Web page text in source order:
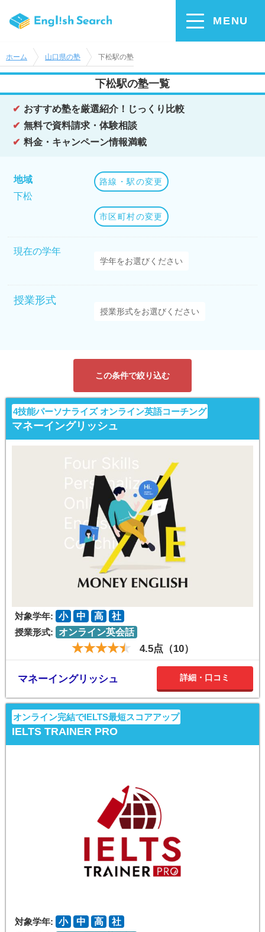
MENU
ホーム 山口県の塾 下松駅の塾
下松駅の塾一覧
おすすめ塾を厳選紹介！じっくり比較
無料で資料請求・体験相談
料金・キャンペーン情報満載
地域
下松
路線・駅の変更
市区町村の変更
現在の学年
授業形式
この条件で絞り込む
4技能パーソナライズ オンライン英語コーチング
マネーイングリッシュ
対象学年: 小 中 高
社
授業形式:
オンライン英会話
4.5点（10）
マネーイングリッシュ 詳細・口コミ
オンライン完結でIELTS最短スコアアップ
IELTS TRAINER PRO
対象学年: 小 中 高
社